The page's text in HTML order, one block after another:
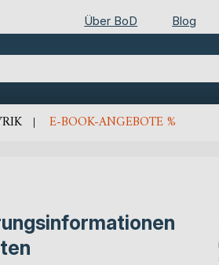
Über BoD Blog
E-BOOK-ANGEBOTE %